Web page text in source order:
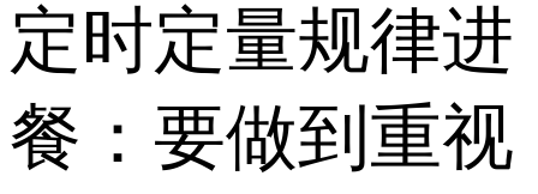
定时定量规律进
餐：要做到重视